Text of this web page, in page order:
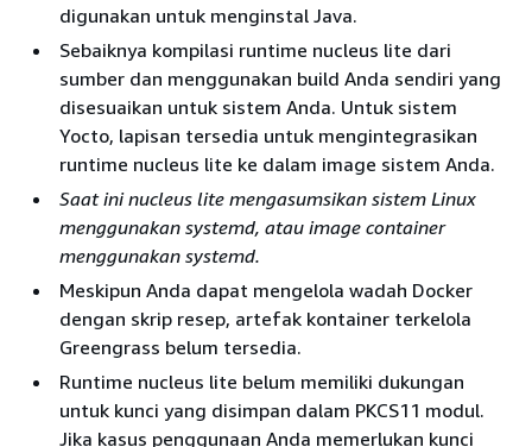
digunakan untuk menginstal Java.
Sebaiknya kompilasi runtime nucleus lite dari
sumber dan menggunakan build Anda sendiri yang
disesuaikan untuk sistem Anda. Untuk sistem
Yocto, lapisan tersedia untuk mengintegrasikan
runtime nucleus lite ke dalam image sistem Anda.
Saat ini nucleus lite mengasumsikan sistem Linux
menggunakan systemd, atau image container
menggunakan systemd.
Meskipun Anda dapat mengelola wadah Docker
dengan skrip resep, artefak kontainer terkelola
Greengrass belum tersedia.
Runtime nucleus lite belum memiliki dukungan
untuk kunci yang disimpan dalam PKCS11 modul.
Jika kasus penggunaan Anda memerlukan kunci